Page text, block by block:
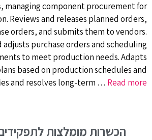
managing component procurement for
Reviews and releases planned orders,
orders, and submits them to vendors.
adjusts purchase orders and scheduling
to meet production needs. Adapts
based on production schedules and
and resolves long-term … Read more
הכשרות מומלצות